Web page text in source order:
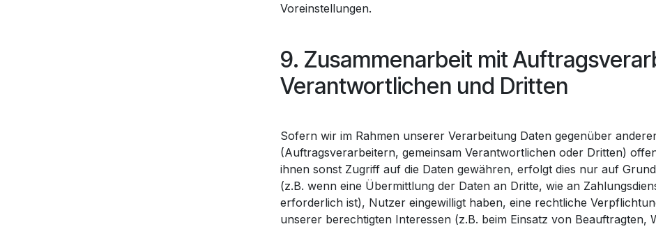
Voreinstellungen.
9. Zusammenarbeit mit
Verantwortlichen und Dritten
Sofern wir im Rahmen unserer Verarbeitung Daten gegenüber
(Auftragsverarbeitern, gemeinsam Verantwortlichen oder Dritten)
ihnen sonst Zugriff auf die Daten gewähren, erfolgt dies nur auf
(z.B. wenn eine Übermittlung der Daten an Dritte, wie an
erforderlich ist), Nutzer eingewilligt haben, eine rechtliche
unserer berechtigten Interessen (z.B. beim Einsatz von Beauftragten,